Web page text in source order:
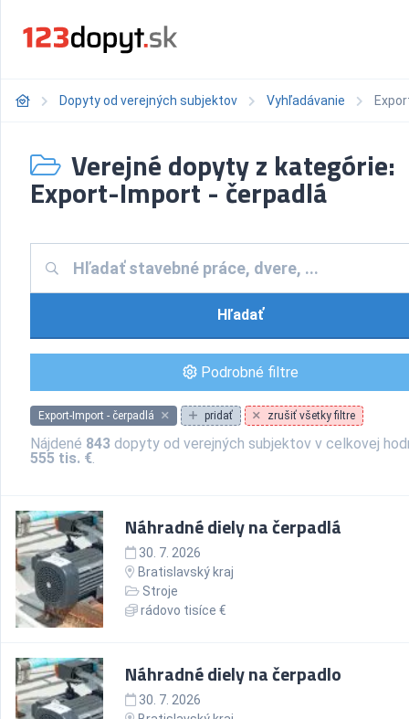
Dopyty od verejných subjektov Vyhľadávanie
Verejné dopyty z kategórie:
Export-Import - čerpadlá
Hľadať
Podrobné filtre
Export-Import - čerpadlá pridať zrušiť všetky filtre
Nájdené 843 dopyty od verejných subjektov v celkovej
555 tis. €.
Náhradné diely na čerpadlá
30. 7. 2026
Bratislavský kraj
Stroje
rádovo tisíce €
Náhradné diely na čerpadlo
30. 7. 2026